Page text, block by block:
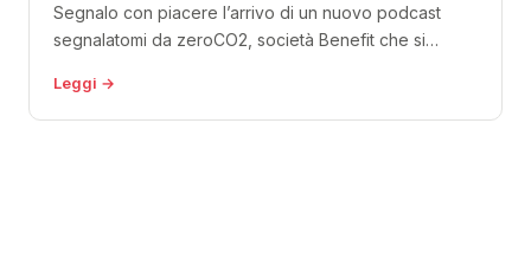
Segnalo con piacere l’arrivo di un nuovo podcast
segnalatomi da zeroCO2, società Benefit che si
Leggi →